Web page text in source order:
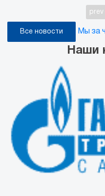
prev
Все новости Мы за
Наши